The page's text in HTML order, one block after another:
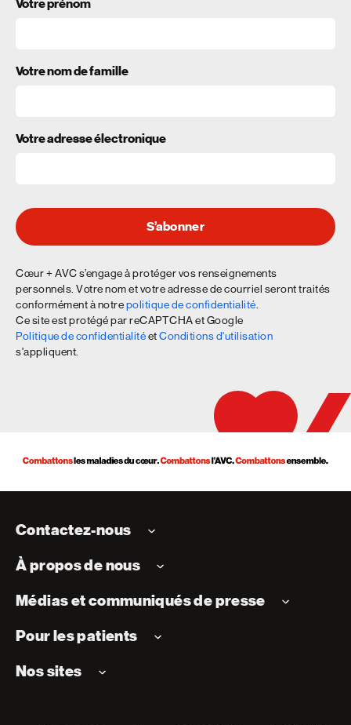
Votre prénom
Votre nom de famille
Votre adresse électronique
S’abonner
Cœur + AVC s’engage à protéger vos renseignements
personnels. Votre nom et votre adresse de courriel seront traités
conformément à notrepolitique de confidentialité
Ce site est protégé par reCAPTCHA et Google
Politique de confidentialitéetConditions d'utilisation
s'appliquent.
Contactez-nous
À propos de nous
Médias et communiqués de presse
Pour les patients
Nos sites